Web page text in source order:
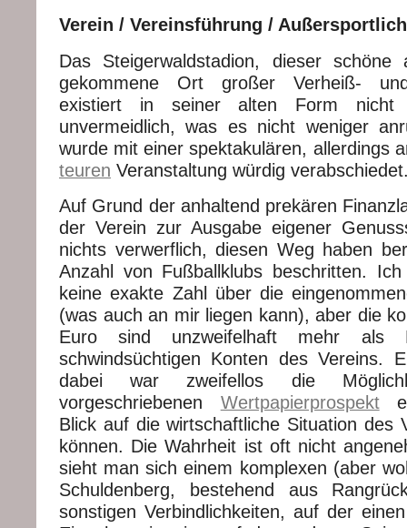
Verein / Vereinsführung /
Das Steigerwaldstadion, dieser
gekommene Ort großer Verheiß-
existiert in seiner alten Form nicht
unvermeidlich, was es nicht weniger
wurde mit einer spektakulären, allerdings
teuren Veranstaltung würdig
Auf Grund der anhaltend prekären
der Verein zur Ausgabe eigener
nichts verwerflich, diesen Weg haben
Anzahl von Fußballklubs beschritten.
keine exakte Zahl über die
(was auch an mir liegen kann), aber die
Euro sind unzweifelhaft mehr als
schwindsüchtigen Konten des Vereins.
dabei war zweifellos die
vorgeschriebenen Wertpapierprospekt
Blick auf die wirtschaftliche Situation des
können. Die Wahrheit ist oft nicht
sieht man sich einem komplexen (aber
Schuldenberg, bestehend aus
sonstigen Verbindlichkeiten, auf der